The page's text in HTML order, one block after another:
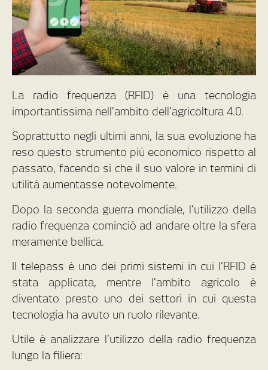
La radio frequenza (RFID) è una tecnologia
importantissima nell’ambito dell’agricoltura 4.0.
Soprattutto negli ultimi anni, la sua evoluzione ha
reso questo strumento più economico rispetto al
passato, facendo sì che il suo valore in termini di
utilità aumentasse notevolmente.
Dopo la seconda guerra mondiale, l’utilizzo della
radio frequenza cominciò ad andare oltre la sfera
meramente bellica.
Il telepass è uno dei primi sistemi in cui l’RFID è
stata applicata, mentre l’ambito agricolo è
diventato presto uno dei settori in cui questa
tecnologia ha avuto un ruolo rilevante.
Utile è analizzare l’utilizzo della radio frequenza
lungo la filiera: